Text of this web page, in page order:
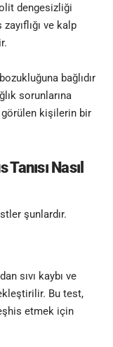
dengesizliği
ve kalp
bağlıdır
sorunlarına
kişilerin bir
Tanısı Nasıl
şunlardır.
sıvı kaybı ve
Bu test,
etmek için